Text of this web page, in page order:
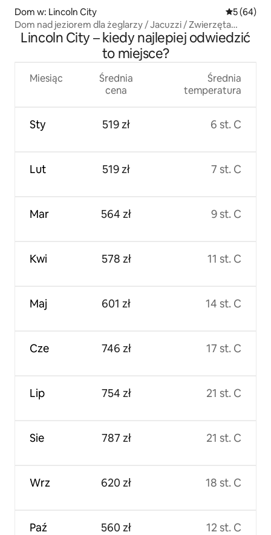
Dom w: Lincoln City Średnia
5 (64)
Dom nad jeziorem dla żeglarzy / Jacuzzi / Zwierzęta
akceptowane
Lincoln City – kiedy najlepiej odwiedzić
to miejsce?
Miesiąc
Sty
Lut
Mar
Kwi
Maj
Cze
Lip
Sie
Wrz
Paź
Średnia
cena
519 zł
519 zł
564 zł
578 zł
601 zł
746 zł
754 zł
787 zł
620 zł
560 zł
Średnia
temperatura
6 st. C
7 st. C
9 st. C
11 st. C
14 st. C
17 st. C
21 st. C
21 st. C
18 st. C
12 st. C